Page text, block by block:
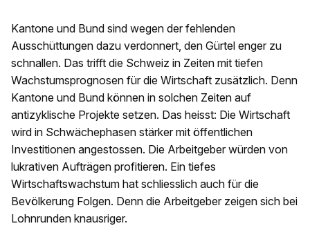
Kantone und Bund sind wegen der fehlenden
Ausschüttungen dazu verdonnert, den Gürtel enger zu
schnallen. Das trifft die Schweiz in Zeiten mit tiefen
Wachstumsprognosen für die Wirtschaft zusätzlich. Denn
Kantone und Bund können in solchen Zeiten auf
antizyklische Projekte setzen. Das heisst: Die Wirtschaft
wird in Schwächephasen stärker mit öffentlichen
Investitionen angestossen. Die Arbeitgeber würden von
lukrativen Aufträgen profitieren. Ein tiefes
Wirtschaftswachstum hat schliesslich auch für die
Bevölkerung Folgen. Denn die Arbeitgeber zeigen sich bei
Lohnrunden knausriger.